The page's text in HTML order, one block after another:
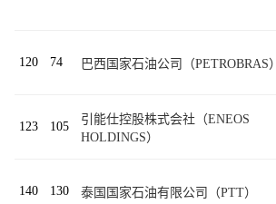
120 74 巴西国家石油公司（PETROBRAS）
123 105
引能仕控股株式会社（ENEOS
HOLDINGS）
140 130 泰国国家石油有限公司（PTT）